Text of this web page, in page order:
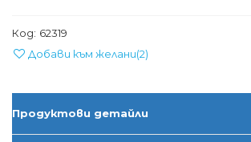
Код: 62319
Добави към желани(2)
Продуктови детайли